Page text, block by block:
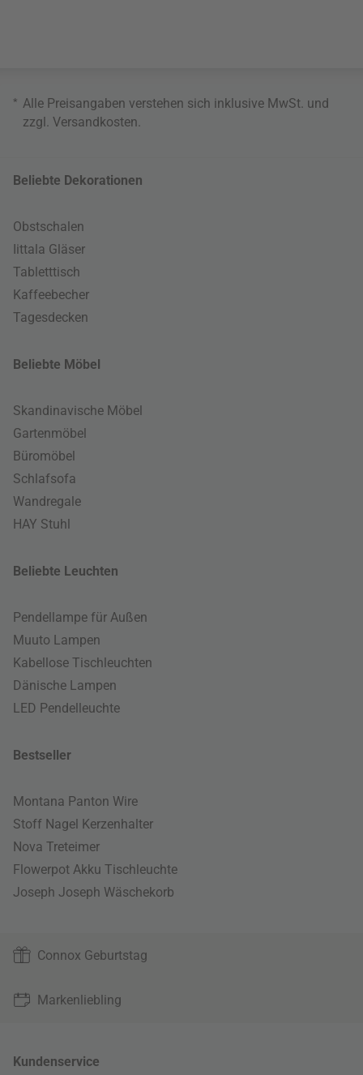
* Alle Preisangaben verstehen sich inklusive MwSt. und
zzgl. Versandkosten
Beliebte Dekorationen
Obstschalen
Iittala Gläser
Tabletttisch
Kaffeebecher
Tagesdecken
Beliebte Möbel
Skandinavische Möbel
Gartenmöbel
Büromöbel
Schlafsofa
Wandregale
HAY Stuhl
Beliebte Leuchten
Pendellampe für Außen
Muuto Lampen
Kabellose Tischleuchten
Dänische Lampen
LED Pendelleuchte
Bestseller
Montana Panton Wire
Stoff Nagel Kerzenhalter
Nova Treteimer
Flowerpot Akku Tischleuchte
Joseph Joseph Wäschekorb
Connox Geburtstag
Markenliebling
Kundenservice